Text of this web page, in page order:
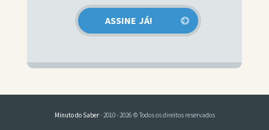
Minuto do Saber· 2010 - 2026 © Todos os direitos reservados